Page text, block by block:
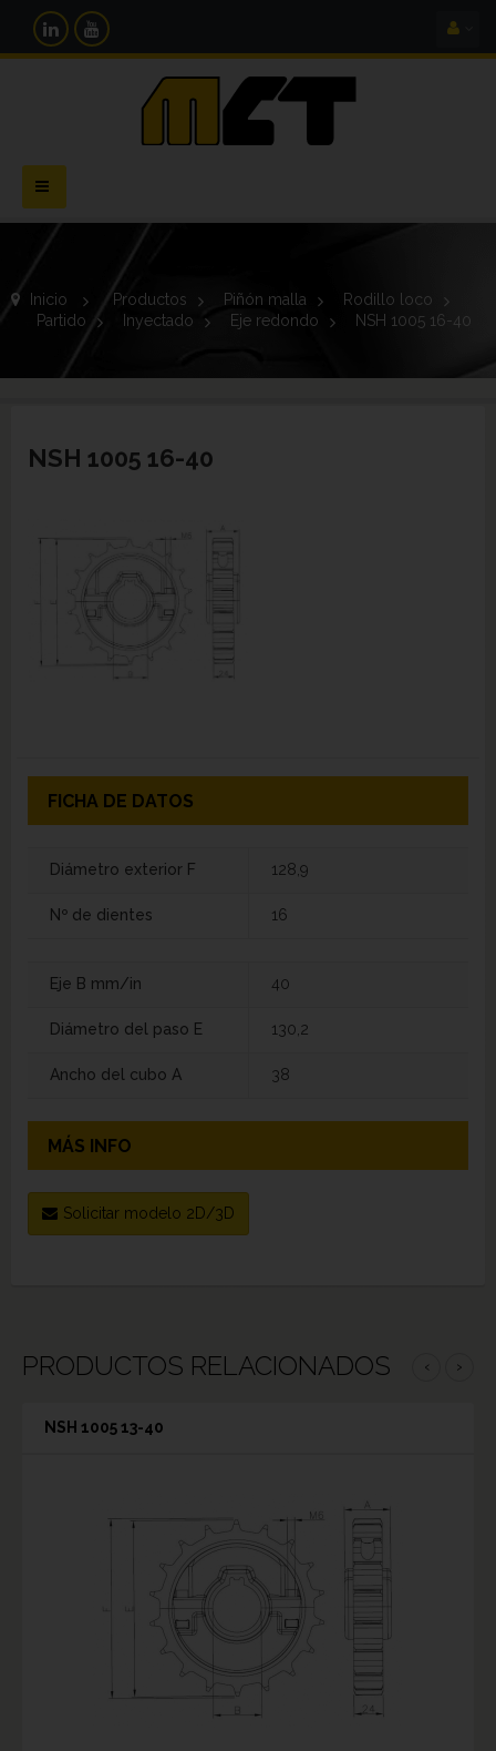
Navegación
Toggle
Inicio > Productos > Piñón malla >
Rodillo loco
Partido > Inyectado > Eje redondo > NSH 1005 16-40
NSH 1005 16-40
FICHA DE DATOS
Diámetro exterior F 128,9
Nº de dientes 16
Eje B mm/in 40
Diámetro del paso E 130,2
Ancho del cubo A 38
MÁS INFO
Solicitar modelo 2D/3D
PRODUCTOS RELACIONADOS ‹ ›
NSH 1005 13-40